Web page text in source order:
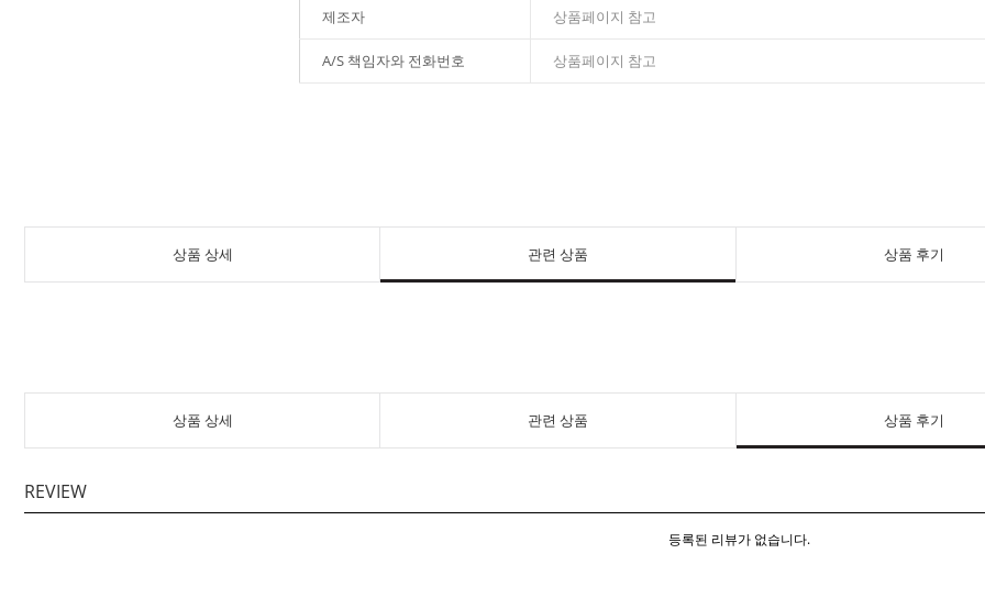
제조자 상품페이지 참고
A/S 책임자와 전화번호 상품페이지 참고
상품 상세 관련 상품 상품 후기
상품 상세 관련 상품 상품 후기
REVIEW
등록된 리뷰가 없습니다.